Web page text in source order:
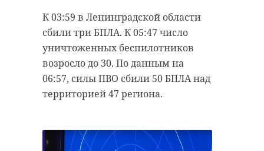
К 03:59 в Ленинградской области
сбили три БПЛА. К 05:47 число
уничтоженных беспилотников
возросло до 30. По данным на
06:57, силы ПВО сбили 50 БПЛА над
территорией 47 региона.